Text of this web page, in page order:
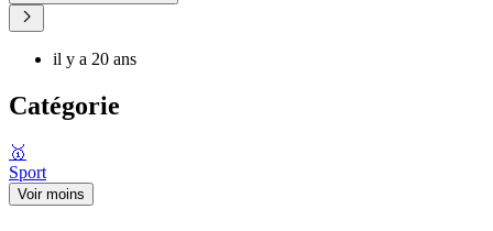
il y a 20 ans
Catégorie
🥇
Sport
Voir moins